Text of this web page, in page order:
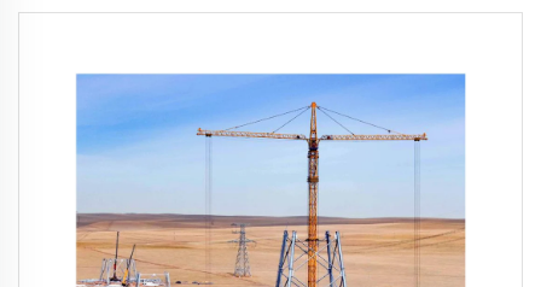
autoportante